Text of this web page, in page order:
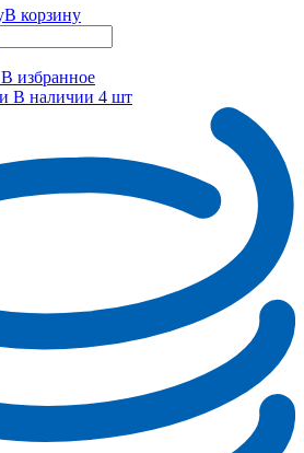
В корзину
В избранное
В наличии 4 шт